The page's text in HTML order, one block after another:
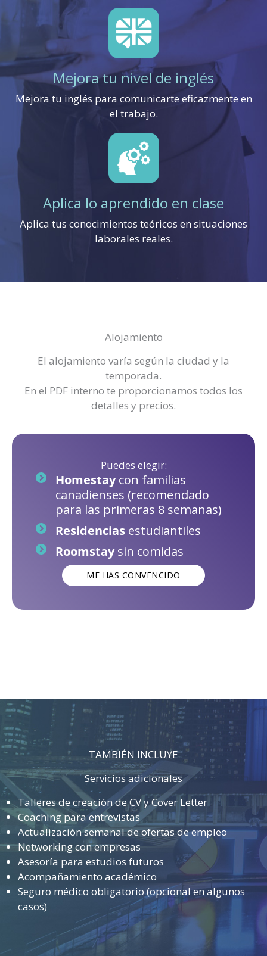
Mejora tu nivel de inglés
Mejora tu inglés para comunicarte eficazmente en
el trabajo.
Aplica lo aprendido en clase
Aplica tus conocimientos teóricos en situaciones
laborales reales.
Alojamiento
El alojamiento varía según la ciudad y la
temporada.
En el PDF interno te proporcionamos todos los
detalles y precios.
Puedes elegir:
Homestaycon familias
canadienses (recomendado
para las primeras 8 semanas)
Residencias estudiantiles
Roomstaysin comidas
ME HAS CONVENCIDO
TAMBIÉN INCLUYE
Servicios adicionales
Talleres de creación de CV y Cover Letter
Coaching para entrevistas
Actualización semanal de ofertas de empleo
Networking con empresas
Asesoría para estudios futuros
Acompañamiento académico
Seguro médico obligatorio (opcional en algunos
casos)